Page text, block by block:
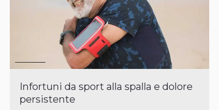
Infortuni da sport alla spalla e dolore
persistente